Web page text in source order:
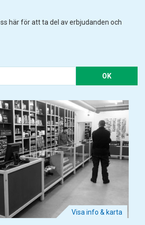
här för att ta del av erbjudanden och
OK
Visa info & karta